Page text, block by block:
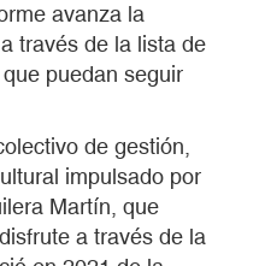
avanza la
través de la lista de
puedan seguir
de gestión,
impulsado por
Martín, que
a través de la